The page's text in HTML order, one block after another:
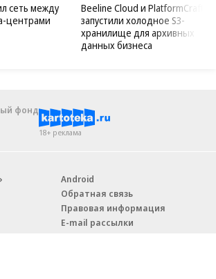
сеть между
центрами
Beeline Cloud и PlatformCraft
запустили холодное S3-
хранилище для архивных
данных бизнеса
фонд
18+ реклама
Android
Обратная связь
Правовая информация
E-mail рассылки